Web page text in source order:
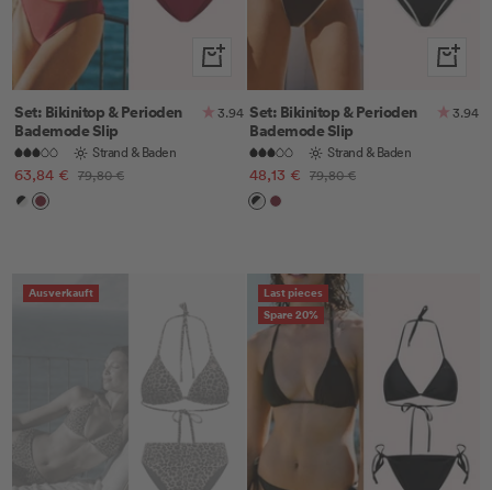
Schnellansicht
Set: Bikinitop & Perioden
Bademode Slip
3.94
Strand & Baden
Angebotspreis
63,84 € Regulärer
79,80 €
Black
Ruby
Set: Bikinitop & Perioden
Bademode Slip
3.94
Strand & Baden
Angebotspreis
48,13 € Regulärer
79,80 €
Black
White
Ruby
Ausverkauft
Last pieces
Spare 20%